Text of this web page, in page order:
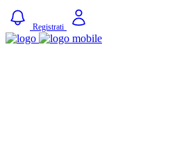
Registrati